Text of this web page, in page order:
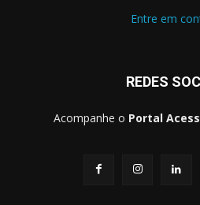
Entre em
REDES
Acompanhe o Portal